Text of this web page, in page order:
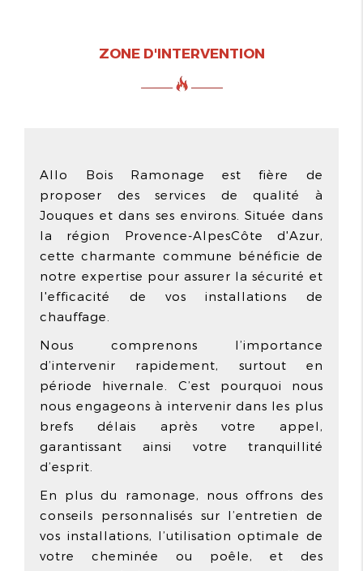
ZONE D'INTERVENTION
Allo Bois Ramonage est fière de
proposer des services de qualité à
Jouques et dans ses environs. Située dans
la région Provence-AlpesCôte d'Azur,
cette charmante commune bénéficie de
notre expertise pour assurer la sécurité et
l'efficacité de vos installations de
chauffage.
Nous comprenons l’importance
d’intervenir rapidement, surtout en
période hivernale. C’est pourquoi nous
nous engageons à intervenir dans les plus
brefs délais après votre appel,
garantissant ainsi votre tranquillité
d’esprit.
En plus du ramonage, nous offrons des
conseils personnalisés sur l’entretien de
vos installations, l’utilisation optimale de
votre cheminée ou poêle, et des